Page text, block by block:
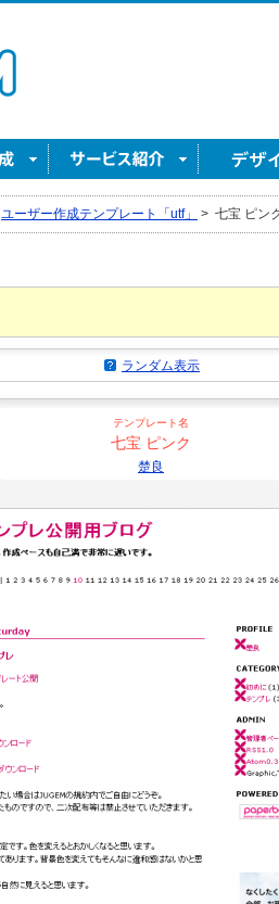
ユーザー作成テンプレート「utf」 > 七宝 ピン
ランダム表示
テンプレート名
七宝 ピンク
楚良